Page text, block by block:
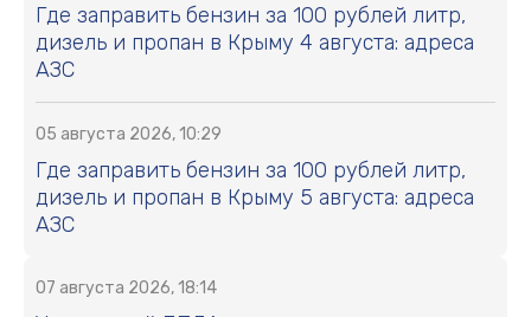
Где заправить бензин за 100 рублей литр,
дизель и пропан в Крыму 4 августа: адреса
АЗС
05 августа 2026, 10:29
Где заправить бензин за 100 рублей литр,
дизель и пропан в Крыму 5 августа: адреса
АЗС
07 августа 2026, 18:14